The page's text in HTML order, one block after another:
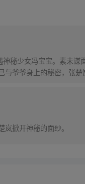
秘少女冯宝宝。素未
爷爷身上的秘密，张楚
掀开神秘的面纱。